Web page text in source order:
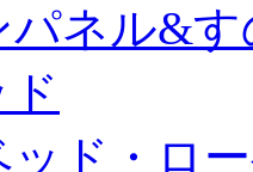
パネル&
ッド・ロ